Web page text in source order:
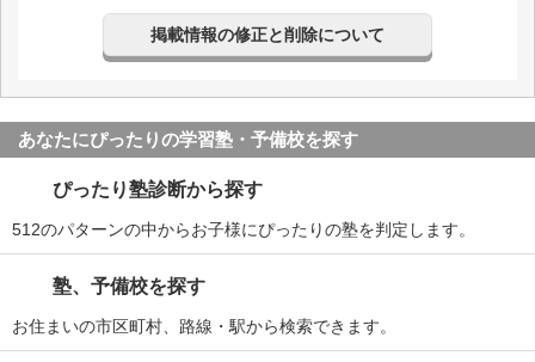
掲載情報の修正と削除について
あなたにぴったりの学習塾・予備校を探す
ぴったり塾診断から探す
512のパターンの中からお子様にぴったりの塾を判定します。
塾、予備校を探す
お住まいの市区町村、路線・駅から検索できます。